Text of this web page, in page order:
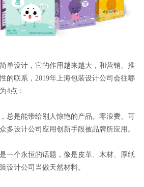
设计，它的作用越来越大，和营销、推
的联系，2019年上海包装设计公司会往哪
4点：
是能带给别人惊艳的产品。零浪费、可
多设计公司应用创新手段被品牌所应用。
个永恒的话题，像是皮革、木材、厚纸
设计公司当做天然材料。